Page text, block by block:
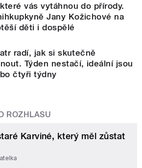
vás vytáhnou do přírody.
Jany Kožichové na
děti i dospělé
radí, jak si skutečně
Týden nestačí, ideální jsou
čtyři týdny
ROZHLASU
Karviné, který měl zůstat